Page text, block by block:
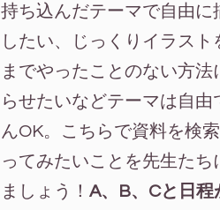
持ち込んだテーマで自由
したい、じっくりイラス
までやったことのない方
らせたいなどテーマは自
んOK。こちらで資料を検
ってみたいことを先生た
ましょう！ A、B、Cと日程